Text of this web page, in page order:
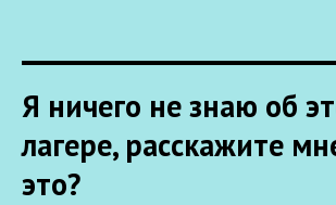
Я ничего не знаю об
лагере, расскажите
это?